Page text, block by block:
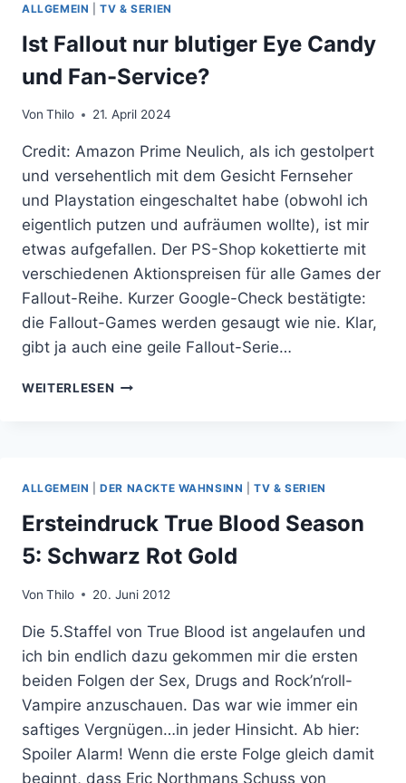
ALLGEMEIN |TV & SERIEN
Ist Fallout nur blutiger Eye Candy
und Fan-Service?
Von Thilo 21. April 2024
Credit: Amazon Prime Neulich, als ich gestolpert
und versehentlich mit dem Gesicht Fernseher
und Playstation eingeschaltet habe (obwohl ich
eigentlich putzen und aufräumen wollte), ist mir
etwas aufgefallen. Der PS-Shop kokettierte mit
verschiedenen Aktionspreisen für alle Games der
Fallout-Reihe. Kurzer Google-Check bestätigte:
die Fallout-Games werden gesaugt wie nie. Klar,
gibt ja auch eine geile Fallout-Serie…
WEITERLESEN IST
FAN-
SERVICE?
ALLGEMEIN |DER NACKTE WAHNSINN |TV & SERIEN
Ersteindruck True Blood Season
5: Schwarz Rot Gold
Von Thilo 20. Juni 2012
Die 5.Staffel von True Blood ist angelaufen und
ich bin endlich dazu gekommen mir die ersten
beiden Folgen der Sex, Drugs and Rock’n‘roll-
Vampire anzuschauen. Das war wie immer ein
saftiges Vergnügen…in jeder Hinsicht. Ab hier:
Spoiler Alarm! Wenn die erste Folge gleich damit
beginnt, dass Eric Northmans Schuss von